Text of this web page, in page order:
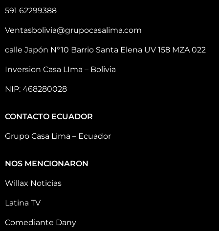
591 62299388
Ventasbolivia@grupocasalima.com
calle Japón N°10 Barrio Santa Elena UV 158 MZA 022
Inversion Casa LIma – Bolivia
NIP: 468280028
CONTACTO ECUADOR
Grupo Casa Lima – Ecuador
NOS MENCIONARON
Willax Noticias
Latina TV
Comediante Dany